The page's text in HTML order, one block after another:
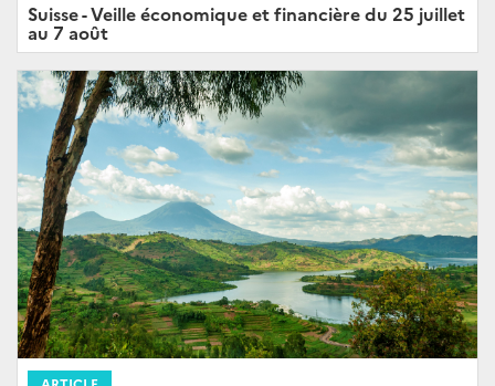
Suisse - Veille économique et financière du 25 juillet
au 7 août